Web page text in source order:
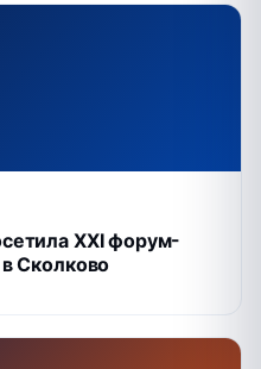
XXI форум-
Сколково